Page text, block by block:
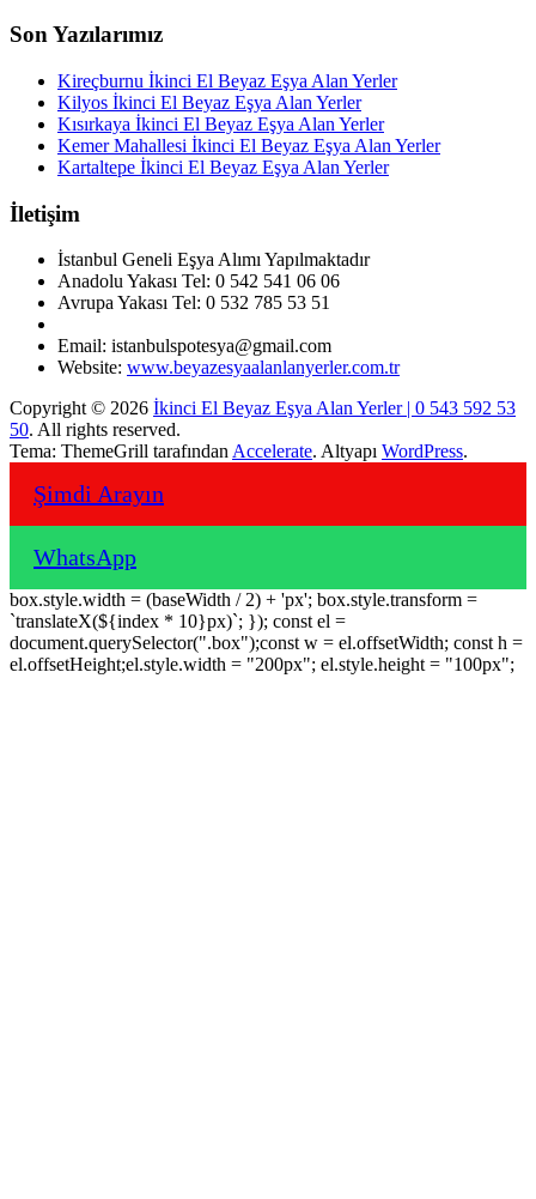
Son Yazılarımız
Kireçburnu İkinci El Beyaz Eşya Alan Yerler
Kilyos İkinci El Beyaz Eşya Alan Yerler
Kısırkaya İkinci El Beyaz Eşya Alan Yerler
Kemer Mahallesi İkinci El Beyaz Eşya Alan Yerler
Kartaltepe İkinci El Beyaz Eşya Alan Yerler
İletişim
İstanbul Geneli Eşya Alımı Yapılmaktadır
Anadolu Yakası Tel: 0 542 541 06 06
Avrupa Yakası Tel: 0 532 785 53 51
Email: istanbulspotesya@gmail.com
Website: www.beyazesyaalanlanyerler.com.tr
Copyright © 2026 İkinci El Beyaz Eşya Alan Yerler | 0 543 592 53
50. All rights reserved.
Tema: ThemeGrill tarafından Accelerate. Altyapı WordPress.
Şimdi Arayın
WhatsApp
box.style.width = (baseWidth / 2) + 'px'; box.style.transform =
`translateX(${index * 10}px)`; }); const el =
document.querySelector(".box");const w = el.offsetWidth; const h =
el.offsetHeight;el.style.width = "200px"; el.style.height = "100px";